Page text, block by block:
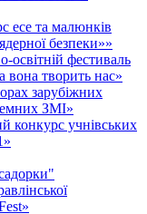
есе та малюнків
безпеки»»
освітній фестиваль
вона творить нас»
зарубіжних
ЗМІ»
конкурс учнівських